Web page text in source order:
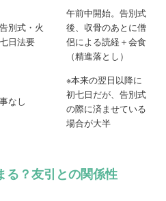
別式・火
日法要
午前中開始。告別式
後、収骨のあとに僧
侶による読経＋会食
（精進落とし）
なし
※本来の翌日以降に
初七日だが、告別式
の際に済ませている
場合が大半
る？友引との関係性